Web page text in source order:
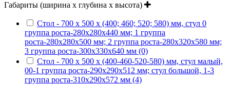
Габариты (ширина х глубина х высота)
Стол - 700 х 500 х (400; 460; 520; 580) мм, стул 0
группа роста-280х280х440 мм; 1 группа
роста-280х280х500 мм; 2 группа роста-280х320х580 мм;
3 группа роста-300х330х640 мм (0)
Стол - 700 х 500 х (400-460-520-580) мм, стул малый,
00-1 группа роста-290х290х512 мм; стул большой, 1-3
группа роста-310х290х572 мм (4)